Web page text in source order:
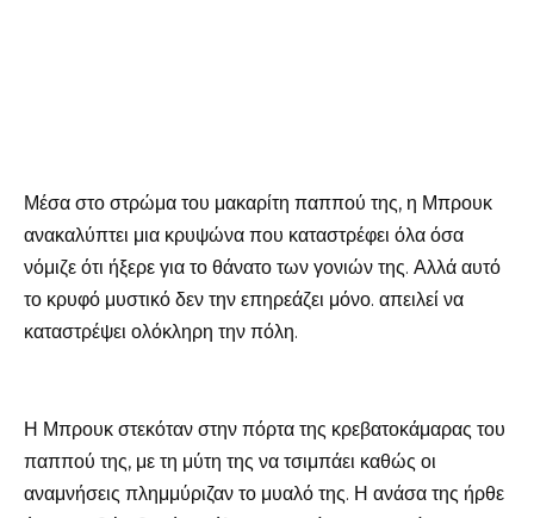
Μέσα στο στρώμα του μακαρίτη παππού της, η Μπρουκ
ανακαλύπτει μια κρυψώνα που καταστρέφει όλα όσα
νόμιζε ότι ήξερε για το θάνατο των γονιών της. Αλλά αυτό
το κρυφό μυστικό δεν την επηρεάζει μόνο. απειλεί να
καταστρέψει ολόκληρη την πόλη.
Η Μπρουκ στεκόταν στην πόρτα της κρεβατοκάμαρας του
παππού της, με τη μύτη της να τσιμπάει καθώς οι
αναμνήσεις πλημμύριζαν το μυαλό της. Η ανάσα της ήρθε